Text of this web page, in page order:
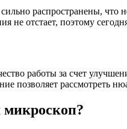
распространены, что
не отстает, поэтому
работы за счет
позволяет рассмотреть
микроскоп?